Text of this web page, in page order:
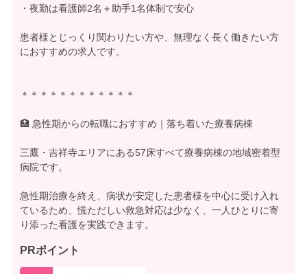
・夜勤は看護師2名＋助手1名体制で安心
患者様とじっくり関わりたい方や、無理なく長く働きたい方
におすすめの求人です。
＊＊＊＊＊＊＊＊＊＊＊＊
🏥 急性期からの転職におすすめ｜落ち着いた療養病棟
三鷹・吉祥寺エリアにある57床すべて療養病棟の地域密着型
病院です。
急性期治療を終え、病状が安定した患者様を中心に受け入れ
ているため、慌ただしい救急対応は少なく、一人ひとりに寄
り添った看護を実践できます。
PRポイント